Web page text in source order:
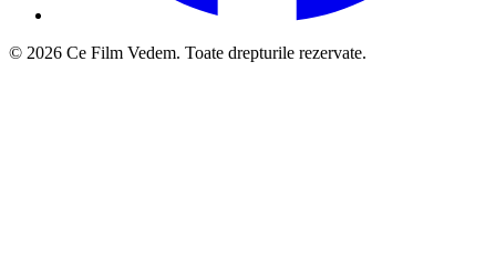
© 2026 Ce Film Vedem. Toate drepturile rezervate.